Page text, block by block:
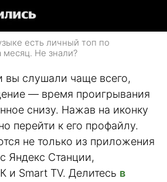
есть личный топ по
Не знали?
вы слушали чаще всего,
— время проигрывания
снизу. Нажав на иконку
перейти к его профайлу.
не только из приложения
Яндекс Станции,
и Smart TV. Делитесь в